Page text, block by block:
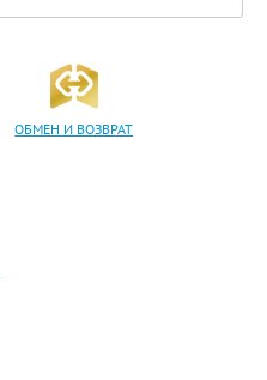
ОБМЕН И ВОЗВРАТ